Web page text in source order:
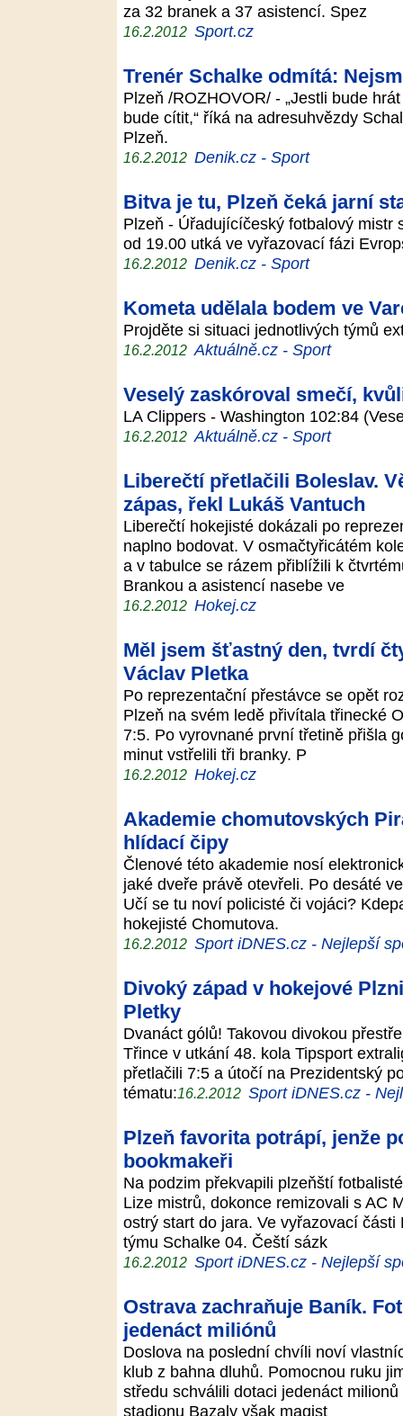
za 32 branek a 37 asistencí. Spez
16.2.2012 Sport.cz
Trenér Schalke odmítá:
Plzeň /ROZHOVOR/ - „Jestli bude
bude cítit,“ říká na adresuhvězdy
Plzeň.
16.2.2012 Denik.cz - Sport
Bitva je tu, Plzeň čeká jarní
Plzeň - Úřadujícíčeský fotbalový mistr
od 19.00 utká ve vyřazovací fázi
16.2.2012 Denik.cz - Sport
Kometa udělala bodem ve
Projděte si situaci jednotlivých týmů
16.2.2012 Aktuálně.cz - Sport
Veselý zaskóroval smečí,
LA Clippers - Washington 102:84
16.2.2012 Aktuálně.cz - Sport
Liberečtí přetlačili Boleslav.
zápas, řekl Lukáš Vantuch
Liberečtí hokejisté dokázali po
naplno bodovat. V osmačtyřicátém
a v tabulce se rázem přiblížili k
Brankou a asistencí nasebe ve
16.2.2012 Hokej.cz
Měl jsem šťastný den, tvrdí
Václav Pletka
Po reprezentační přestávce se opět
Plzeň na svém ledě přivítala třinecké
7:5. Po vyrovnané první třetině přišla
minut vstřelili tři branky. P
16.2.2012 Hokej.cz
Akademie chomutovských
hlídací čipy
Členové této akademie nosí
jaké dveře právě otevřeli. Po desáté
Učí se tu noví policisté či vojáci?
hokejisté Chomutova.
16.2.2012 Sport iDNES.cz - Nejlepší
Divoký západ v hokejové
Pletky
Dvanáct gólů! Takovou divokou
Třince v utkání 48. kola Tipsport
přetlačili 7:5 a útočí na Prezidentský
tématu:16.2.2012 Sport iDNES.cz -
Plzeň favorita potrápí, jenže
bookmakeři
Na podzim překvapili plzeňští
Lize mistrů, dokonce remizovali s AC
ostrý start do jara. Ve vyřazovací
týmu Schalke 04. Čeští sázk
16.2.2012 Sport iDNES.cz - Nejlepší
Ostrava zachraňuje Baník.
jedenáct miliónů
Doslova na poslední chvíli noví
klub z bahna dluhů. Pomocnou ruku
středu schválili dotaci jedenáct
stadionu Bazaly však magist